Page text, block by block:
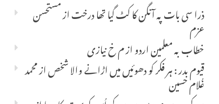
ذرا سی بات پہ آنگن کا کٹ گیا تھا درختازمستحسن
عزم
خطاب بہ معلمین اردوازم خ نیازی
قیوم بدر : ہر فکر کو دھوئیں میں اڑانے والا شخصازمحمد
غُلام حسین